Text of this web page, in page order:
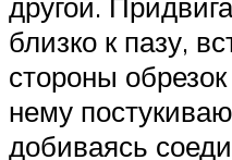
близко к пазу,
стороны
нему
добиваясь